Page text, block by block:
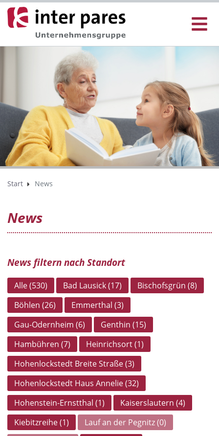
Start News
News
News filtern nach Standort
Alle (530) Bad Lausick (17)
Bischofsgrün (8)
Böhlen (26)
Emmerthal (3)
Gau-Odernheim (6)
Genthin (15)
Hambühren (7)
Heinrichsort (1)
Hohenlockstedt Breite Straße (3)
Hohenlockstedt Haus Annelie (32)
Hohenstein-Ernstthal (1)
Kaiserslautern (4)
Kiebitzreihe (1)
Lauf an der Pegnitz (0)